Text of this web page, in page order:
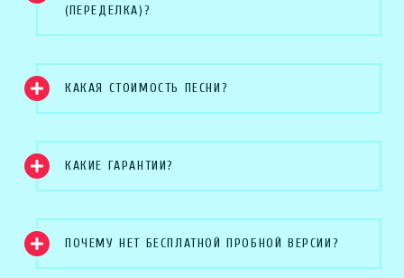
(ПЕРЕДЕЛКА)?
КАКАЯ СТОИМОСТЬ ПЕСНИ?
КАКИЕ ГАРАНТИИ?
ПОЧЕМУ НЕТ БЕСПЛАТНОЙ ПРОБНОЙ ВЕРСИИ?